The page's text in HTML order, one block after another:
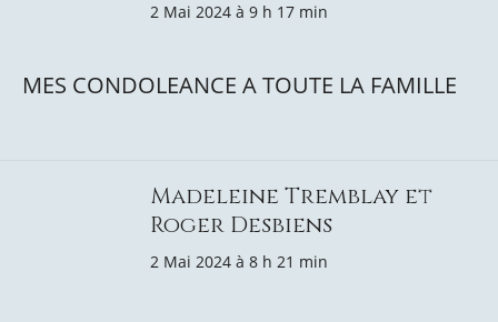
2 Mai 2024 à 9 h 17 min
MES CONDOLEANCE A TOUTE LA FAMILLE
Madeleine Tremblay et
Roger Desbiens
2 Mai 2024 à 8 h 21 min